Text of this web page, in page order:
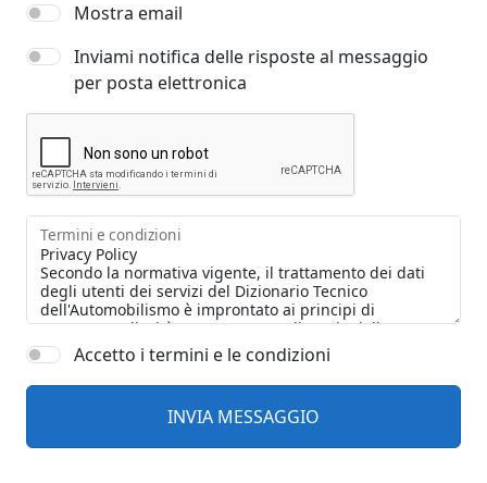
Mostra email
Inviami notifica delle risposte al messaggio
per posta elettronica
Termini e condizioni
Accetto i termini e le condizioni